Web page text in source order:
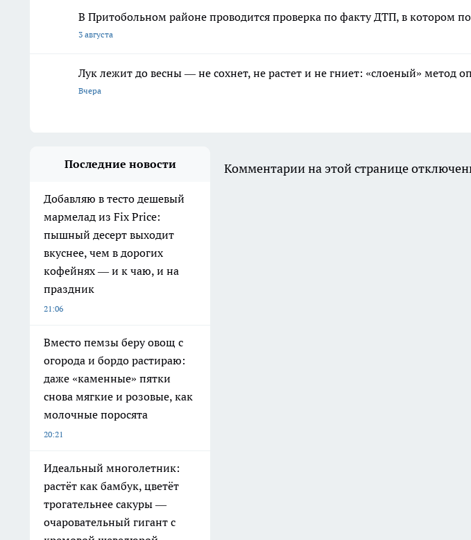
В Притобольном районе проводится проверка по факту ДТП, в котором
3 августа
Лук лежит до весны — не сохнет, не растет и не гниет: «слоеный» метод
Вчера
Последние новости
Добавляю в тесто дешевый
мармелад из Fix Price:
пышный десерт выходит
вкуснее, чем в дорогих
кофейнях — и к чаю, и на
праздник
21:06
Вместо пемзы беру овощ с
огорода и бордо растираю:
даже «каменные» пятки
снова мягкие и розовые, как
молочные поросята
20:21
Идеальный многолетник:
растёт как бамбук, цветёт
трогательнее сакуры —
очаровательный гигант с
Комментарии на этой странице